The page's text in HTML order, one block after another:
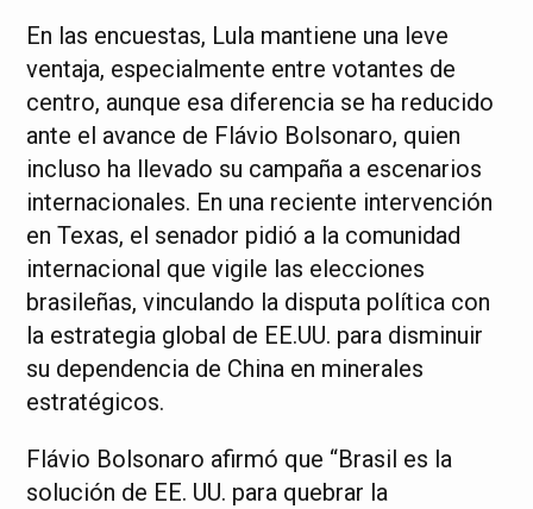
En las encuestas, Lula mantiene una leve
ventaja, especialmente entre votantes de
centro, aunque esa diferencia se ha reducido
ante el avance de Flávio Bolsonaro, quien
incluso ha llevado su campaña a escenarios
internacionales. En una reciente intervención
en Texas, el senador pidió a la comunidad
internacional que vigile las elecciones
brasileñas, vinculando la disputa política con
la estrategia global de EE.UU. para disminuir
su dependencia de China en minerales
estratégicos.
Flávio Bolsonaro afirmó que “Brasil es la
solución de EE. UU. para quebrar la